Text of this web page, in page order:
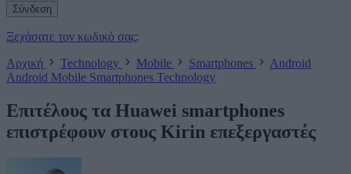
Ξεχάσατε τον κωδικό σας;
Αρχική
Technology Mobile Smartphones
Android
Android Mobile Smartphones Technology
Επιτέλους τα Huawei smartphones
επιστρέφουν στους Kirin επεξεργαστές